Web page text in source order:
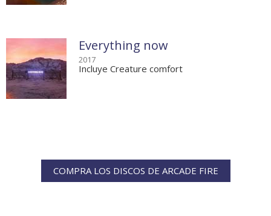
Everything now
2017
Incluye Creature comfort
COMPRA LOS DISCOS DE ARCADE FIRE